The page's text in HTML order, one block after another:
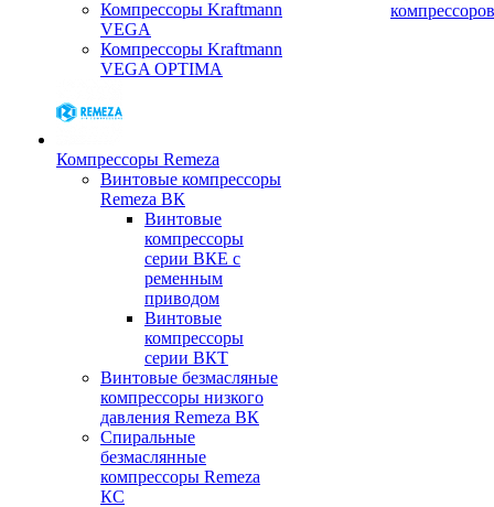
Компрессоры Kraftmann
VEGA
Компрессоры Kraftmann
VEGA OPTIMA
Компрессоры Remeza
Винтовые компрессоры
Remeza ВК
Винтовые
компрессоры
серии ВКЕ с
ременным
приводом
Винтовые
компрессоры
серии ВКТ
Винтовые безмасляные
компрессоры низкого
давления Remeza ВК
Спиральные
безмаслянные
компрессоры Remeza
КС
компрессоров